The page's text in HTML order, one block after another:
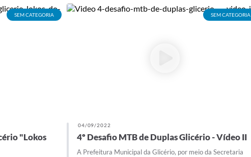
SEM CATEGORIA
"Lokos
SEM CATEGORIA
04/09/2022
4º Desafio MTB de Duplas Glicério - Vídeo II
A Prefeitura Municipal da Glicério, por meio da Secretaria